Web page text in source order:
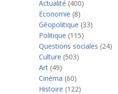
Actualité (400)
Economie (8)
Géopolitique (33)
Politique (115)
Questions sociales (24)
Culture (503)
Art (49)
Cinéma (60)
Histoire (122)